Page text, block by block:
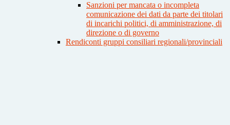
Sanzioni per mancata o incompleta
comunicazione dei dati da parte dei titolari
di incarichi politici, di amministrazione, di
direzione o di governo
Rendiconti gruppi consiliari regionali/provinciali